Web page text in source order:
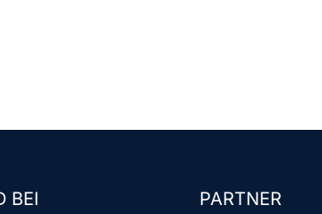
BEI PARTNER